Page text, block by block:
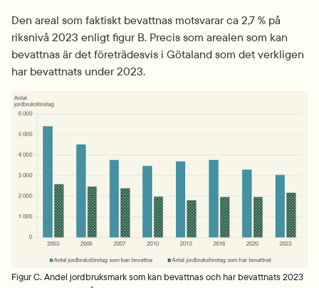
Den areal som faktiskt bevattnas motsvarar ca 2,7 % på
riksnivå 2023 enligt figur B. Precis som arealen som kan
bevattnas är det företrädesvis i Götaland som det verkligen
har bevattnats under 2023.
Figur C. Andel jordbruksmark som kan bevattnas och har bevattnats 2023